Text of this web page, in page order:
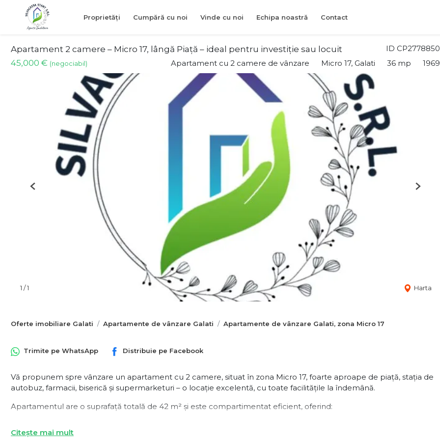
Proprietăți Cumpără cu noi Vinde cu noi Echipa noastră Contact
ID CP2778850
Apartament 2 camere – Micro 17, lângă Piață – ideal pentru investiție sau locuit
45,000 € (negociabil) Apartament cu 2 camere de vânzare Micro 17, Galati 36 mp 1969
1 /1 Harta
Previous Next
Oferte imobiliare Galati Apartamente de vânzare Galati Apartamente de vânzare Galati, zona Micro 17
Trimite pe WhatsApp Distribuie pe Facebook
Vă propunem spre vânzare un apartament cu 2 camere, situat în zona Micro 17, foarte aproape de piață, stația de
autobuz, farmacii, biserică și supermarketuri – o locație excelentă, cu toate facilitățile la îndemână.
Apartamentul are o suprafață totală de 42 m² și este compartimentat eficient, oferind:
Citește mai mult